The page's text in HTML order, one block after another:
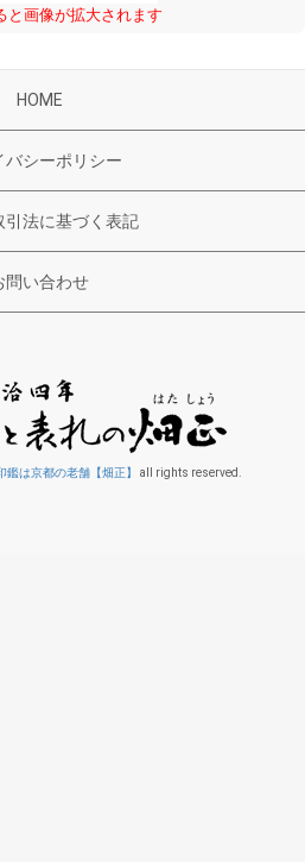
と画像が拡大されます
HOME
バシーポリシー
引法に基づく表記
問い合わせ
鑑は京都の老舗【畑正】 all rights reserved.